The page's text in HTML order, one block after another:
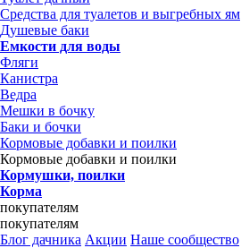
Средства для туалетов и выгребных ям
Душевые баки
Емкости для воды
Фляги
Канистра
Ведра
Мешки в бочку
Баки и бочки
Кормовые добавки и поилки
Кормовые добавки и поилки
Кормушки, поилки
Корма
покупателям
покупателям
Блог дачника Акции Наше сообщество